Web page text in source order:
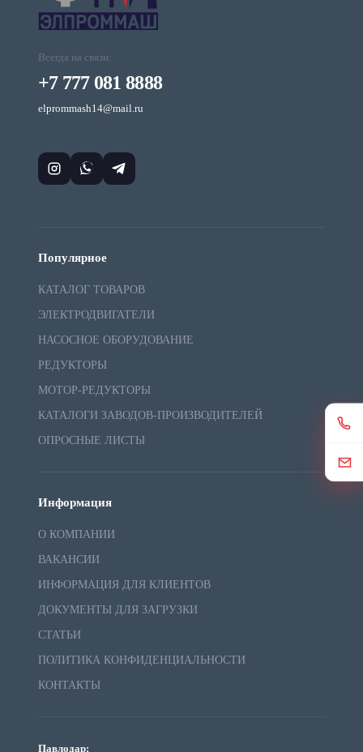
Всегда на связи:
+7 777 081 8888
elprommash14@mail.ru
Популярное
КАТАЛОГ ТОВАРОВ
ЭЛЕКТРОДВИГАТЕЛИ
НАСОСНОЕ ОБОРУДОВАНИЕ
РЕДУКТОРЫ
МОТОР-РЕДУКТОРЫ
КАТАЛОГИ ЗАВОДОВ-ПРОИЗВОДИТЕЛЕЙ
ОПРОСНЫЕ ЛИСТЫ
Информация
О КОМПАНИИ
ВАКАНСИИ
ИНФОРМАЦИЯ ДЛЯ КЛИЕНТОВ
ДОКУМЕНТЫ ДЛЯ ЗАГРУЗКИ
СТАТЬИ
ПОЛИТИКА КОНФИДЕНЦИАЛЬНОСТИ
КОНТАКТЫ
Павлодар: